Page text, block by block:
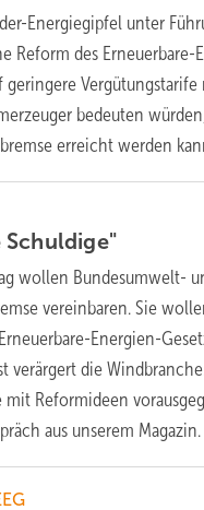
Energiegipfel unter
Reform des Erneuerbare-
bedeuten
erreicht werden
Schuldige"
wollen Bundesumwelt-
vereinbaren. Sie
Energien-
verärgert die
Reformideen
aus unserem Magazin.